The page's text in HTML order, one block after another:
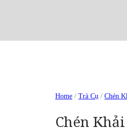
Home / Trà Cụ / Chén
Chén